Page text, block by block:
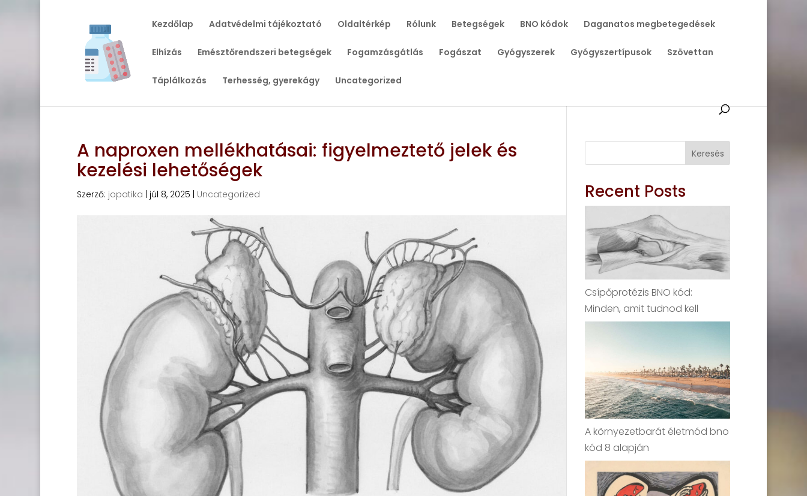
Kezdőlap Adatvédelmi tájékoztató Oldaltérkép Rólunk Betegségek BNO kódok Daganatos megbetegedések
Elhízás Emésztőrendszeri betegségek Fogamzásgátlás Fogászat Gyógyszerek Gyógyszertípusok Szövettan
Táplálkozás Terhesség, gyerekágy Uncategorized
A naproxen mellékhatásai: figyelmeztető jelek és
kezelési lehetőségek
Szerző: jopatika júl 8, 2025 Uncategorized
Keresés
Recent Posts
Csípőprotézis BNO kód:
Minden, amit tudnod kell
A környezetbarát életmód bno
kód 8 alapján